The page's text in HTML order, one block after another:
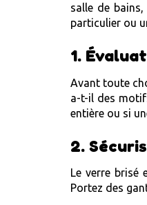
salle de
particulier ou
1.
Avant toute
a-t-il des
entière ou si
2.
Le verre brisé
Portez des